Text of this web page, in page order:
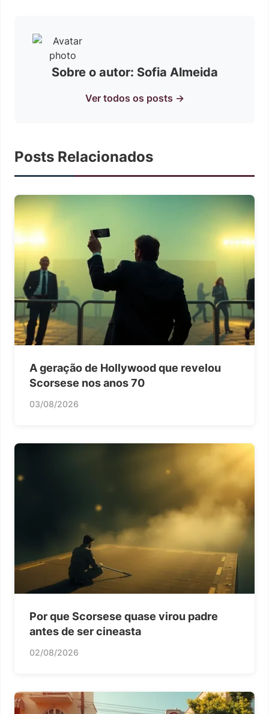
Sobre o autor: Sofia Almeida
Ver todos os posts →
Posts Relacionados
A geração de Hollywood que revelou
Scorsese nos anos 70
03/08/2026
Por que Scorsese quase virou padre
antes de ser cineasta
02/08/2026